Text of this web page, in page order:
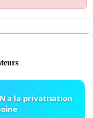
a la privatisation